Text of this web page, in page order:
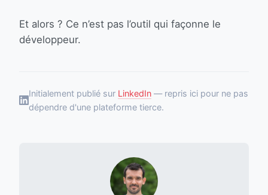
Et alors ? Ce n’est pas l’outil qui façonne le
développeur.
Initialement publié sur LinkedIn — repris ici pour ne pas
dépendre d'une plateforme tierce.